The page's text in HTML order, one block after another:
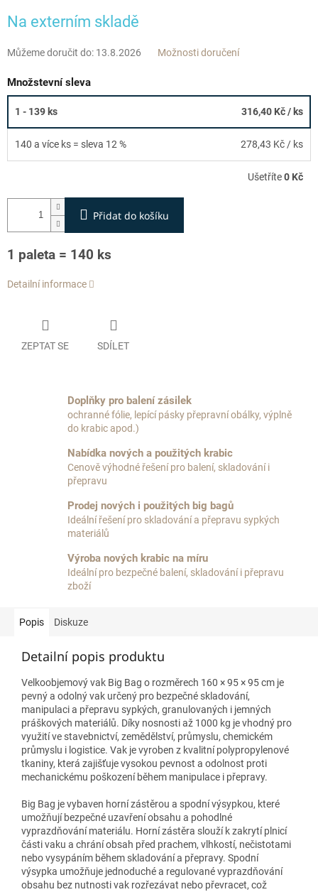
cena:
Na externím skladě
Můžeme doručit do: 13.8.2026 Možnosti doručení
Množstevní sleva
1 - 139 ks 316,40 Kč/ ks
140 a více ks = sleva 12 % 278,43 Kč / ks
Ušetříte0 Kč
Přidat do košíku
1 paleta = 140 ks
Detailní informace
ZEPTAT SE SDÍLET
Doplňky pro balení zásilek
ochranné fólie, lepící pásky přepravní obálky, výplně
do krabic apod.)
Nabídka nových a použitých krabic
Cenově výhodné řešení pro balení, skladování i
přepravu
Prodej nových i použitých big bagů
Ideální řešení pro skladování a přepravu sypkých
materiálů
Výroba nových krabic na míru
Ideální pro bezpečné balení, skladování i přepravu
zboží
Popis Diskuze
Detailní popis produktu
Velkoobjemový vak Big Bag o rozměrech 160 × 95 × 95 cm je
pevný a odolný vak určený pro bezpečné skladování,
manipulaci a přepravu sypkých, granulovaných i jemných
práškových materiálů. Díky nosnosti až 1000 kg je vhodný pro
využití ve stavebnictví, zemědělství, průmyslu, chemickém
průmyslu i logistice. Vak je vyroben z kvalitní polypropylenové
tkaniny, která zajišťuje vysokou pevnost a odolnost proti
mechanickému poškození během manipulace i přepravy.
Big Bag je vybaven horní zástěrou a spodní výsypkou, které
umožňují bezpečné uzavření obsahu a pohodlné
vyprazdňování materiálu. Horní zástěra slouží k zakrytí plnicí
části vaku a chrání obsah před prachem, vlhkostí, nečistotami
nebo vysypáním během skladování a přepravy. Spodní
výsypka umožňuje jednoduché a regulované vyprazdňování
obsahu bez nutnosti vak rozřezávat nebo převracet, což